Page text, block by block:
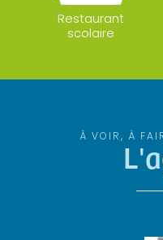
Restaurant
scolaire
À VOIR, À